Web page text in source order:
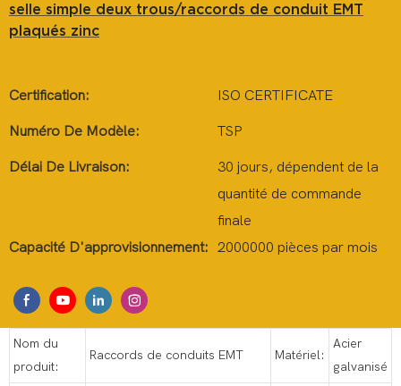
selle simple deux trous/raccords de conduit EMT
plaqués zinc
Certification: ISO CERTIFICATE
Numéro De Modèle: TSP
Délai De Livraison:
30 jours, dépendent de la
quantité de commande
finale
Capacité D'approvisionnement:
2000000 pièces par mois
Nom du
produit:
Raccords de conduits EMT Matériel:
Acier
galvanisé